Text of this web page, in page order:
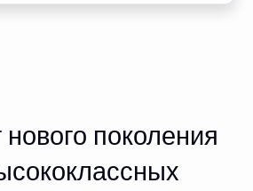
поколения